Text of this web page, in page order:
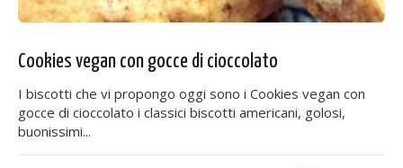
Cookies vegan con gocce di cioccolato
I biscotti che vi propongo oggi sono i Cookies vegan con
gocce di cioccolato i classici biscotti americani, golosi,
buonissimi...